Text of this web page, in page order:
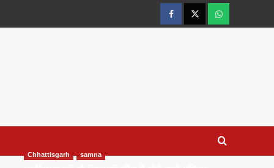
facebooktwitterwtsp
Chhattisgarh samna